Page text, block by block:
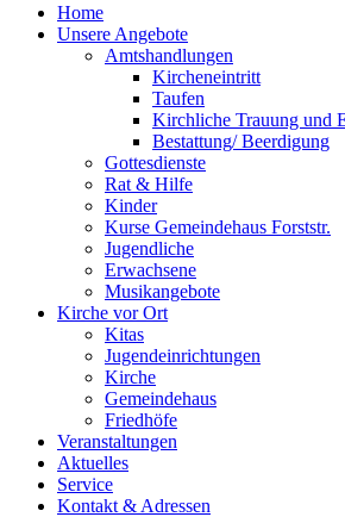
Home
Unsere Angebote
Amtshandlungen
Kircheneintritt
Taufen
Kirchliche Trauung und
Bestattung/ Beerdigung
Gottesdienste
Rat & Hilfe
Kinder
Kurse Gemeindehaus Forststr.
Jugendliche
Erwachsene
Musikangebote
Kirche vor Ort
Kitas
Jugendeinrichtungen
Kirche
Gemeindehaus
Friedhöfe
Veranstaltungen
Aktuelles
Service
Kontakt & Adressen